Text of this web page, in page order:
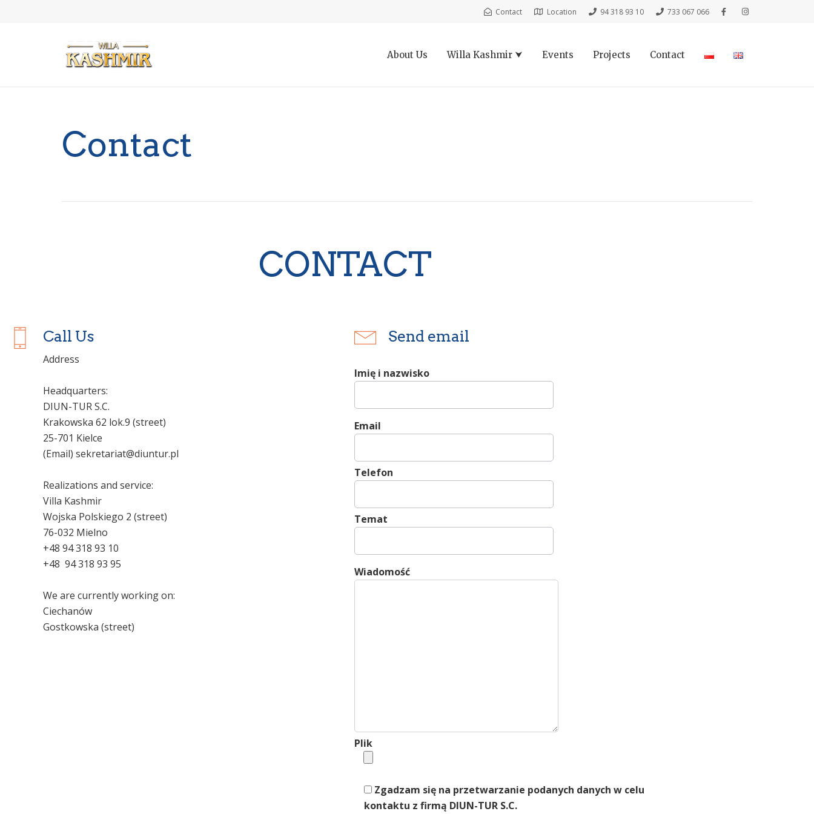
Contact Location 94 318 93 10 733 067 066
About Us Willa Kashmir ⮟ Events Projects Contact
Contact
CONTACT
Call Us
Address
Headquarters:
DIUN-TUR S.C.
Krakowska 62 lok.9 (street)
25-701 Kielce
(Email) sekretariat@diuntur.pl
Realizations and service:
Villa Kashmir
Wojska Polskiego 2 (street)
76-032 Mielno
+48 94 318 93 10
+48 94 318 93 95
We are currently working on:
Ciechanów
Send email
Imię i nazwisko
Email
Telefon
Temat
Wiadomość
Plik
Zgadzam się na przetwarzanie podanych danych w celu
kontaktu z firmą DIUN-TUR S.C.